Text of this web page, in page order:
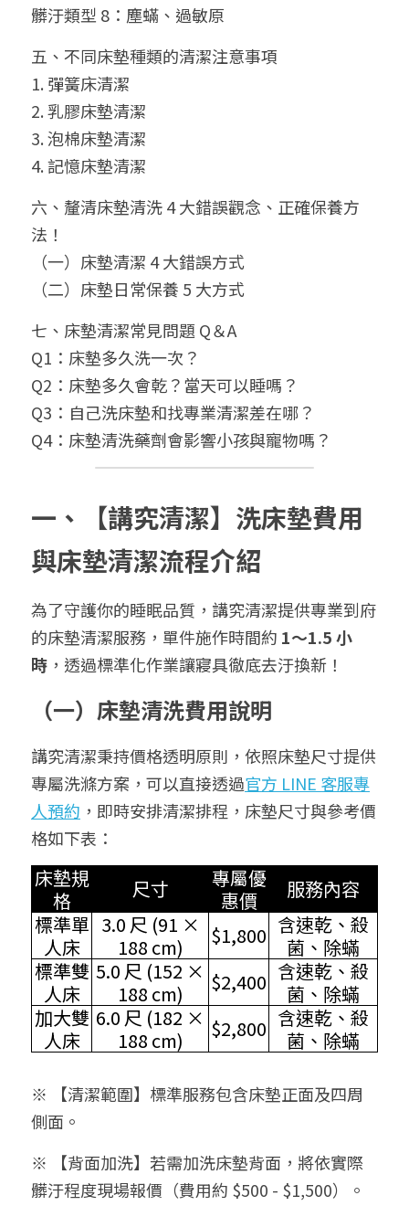
髒汙類型 8：塵蟎、過敏原
五、不同床墊種類的清潔注意事項
1. 彈簧床清潔
2. 乳膠床墊清潔
3. 泡棉床墊清潔
4. 記憶床墊清潔
六、釐清床墊清洗 4 大錯誤觀念、正確保養方
法！
（一）床墊清潔 4 大錯誤方式
（二）床墊日常保養 5 大方式
七、床墊清潔常見問題 Q＆A
Q1：床墊多久洗一次？
Q2：床墊多久會乾？當天可以睡嗎？
Q3：自己洗床墊和找專業清潔差在哪？
Q4：床墊清洗藥劑會影響小孩與寵物嗎？
一、【講究清潔】洗床墊費用
與床墊清潔流程介紹
為了守護你的睡眠品質，講究清潔提供專業到府
的床墊清潔服務，單件施作時間約 1～1.5 小
時 ，透過標準化作業讓寢具徹底去汙換新！
（一）床墊清洗費用說明
講究清潔秉持價格透明原則，依照床墊尺寸提供
專屬洗滌方案，可以直接透過官方 LINE 客服專
人預約 ，即時安排清潔排程，床墊尺寸與參考價
格如下表：
床墊規
格
尺寸
專屬優
惠價
服務內容
標準單
人床
3.0 尺 (91 ×
188 cm)
$1,800 含速乾、殺
菌、除蟎
標準雙
人床
5.0 尺 (152 ×
188 cm)
$2,400 含速乾、殺
菌、除蟎
加大雙
人床
6.0 尺 (182 ×
188 cm)
$2,800 含速乾、殺
菌、除蟎
※ 【清潔範圍】標準服務包含床墊正面及四周
側面。
※ 【背面加洗】若需加洗床墊背面，將依實際
髒汙程度現場報價（費用約 $500 - $1,500）。